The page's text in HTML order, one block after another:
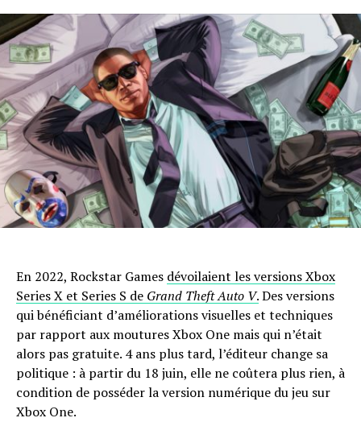
En 2022, Rockstar Games dévoilaient les versions Xbox
Series X et Series S de Grand Theft Auto V.Des versions
qui bénéficiant d’améliorations visuelles et techniques
par rapport aux moutures Xbox One mais qui n’était
alors pas gratuite. 4 ans plus tard, l’éditeur change sa
politique : à partir du 18 juin, elle ne coûtera plus rien, à
condition de posséder la version numérique du jeu sur
Xbox One.